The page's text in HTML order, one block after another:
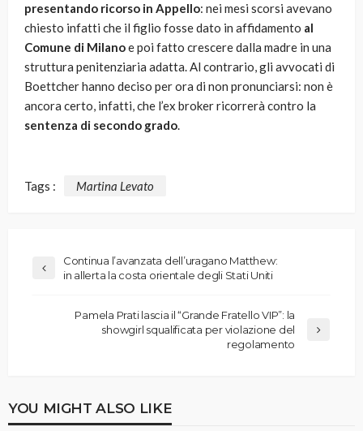
presentando ricorso in Appello: nei mesi scorsi avevano
chiesto infatti che il figlio fosse dato in affidamento al
Comune di Milanoe poi fatto crescere dalla madre in una
struttura penitenziaria adatta. Al contrario, gli avvocati di
Boettcher hanno deciso per ora di non pronunciarsi: non è
ancora certo, infatti, che l’ex broker ricorrerà contro la
sentenza di secondo grado.
Tags : Martina Levato
Continua l’avanzata dell’uragano Matthew:
in allerta la costa orientale degli Stati Uniti
Pamela Prati lascia il “Grande Fratello VIP”: la
showgirl squalificata per violazione del
regolamento
YOU MIGHT ALSO LIKE